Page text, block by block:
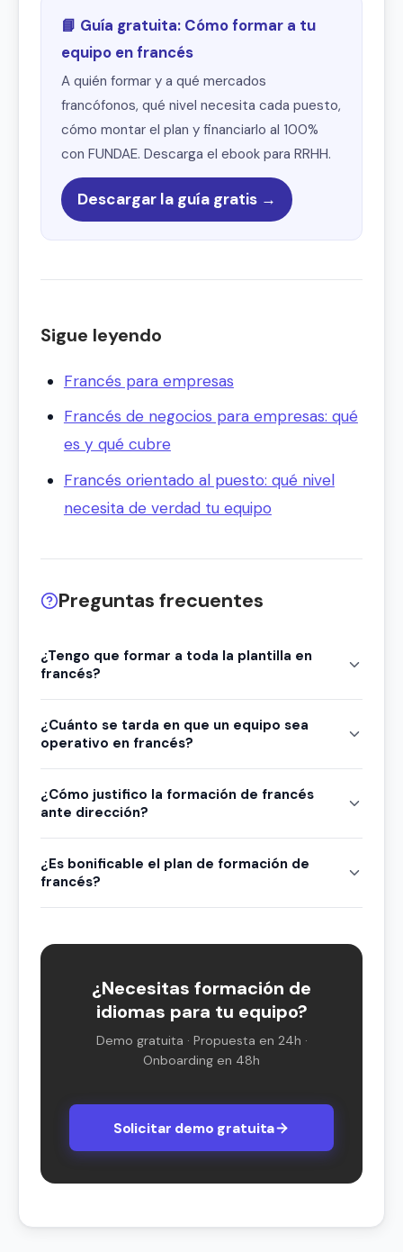
📘 Guía gratuita: Cómo formar a tu
equipo en francés
A quién formar y a qué mercados
francófonos, qué nivel necesita cada puesto,
cómo montar el plan y financiarlo al 100%
con FUNDAE. Descarga el ebook para RRHH.
Descargar la guía gratis →
Sigue leyendo
Francés para empresas
Francés de negocios para empresas: qué
es y qué cubre
Francés orientado al puesto: qué nivel
necesita de verdad tu equipo
Preguntas frecuentes
¿Tengo que formar a toda la plantilla en
francés?
¿Cuánto se tarda en que un equipo sea
operativo en francés?
¿Cómo justifico la formación de francés
ante dirección?
¿Es bonificable el plan de formación de
francés?
¿Necesitas formación de
idiomas para tu equipo?
Demo gratuita · Propuesta en 24h ·
Onboarding en 48h
Solicitar demo gratuita